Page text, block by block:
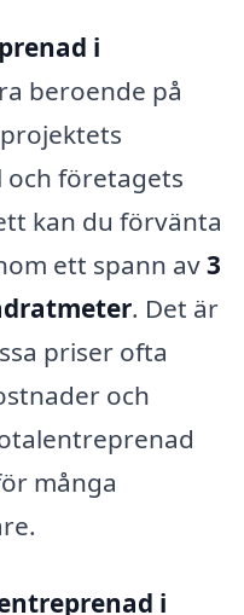
i
beroende på
företagets
kan du förvänta
ett spann av3
. Det är
priser ofta
och
många
i